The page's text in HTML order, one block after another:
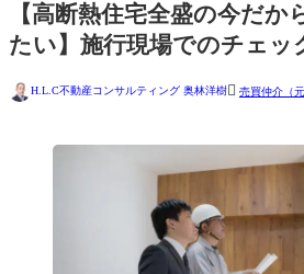
【高断熱住宅全盛の今だか
たい】施行現場でのチェッ
H.L.C不動産コンサルティング 奥林洋樹 売買仲介（元